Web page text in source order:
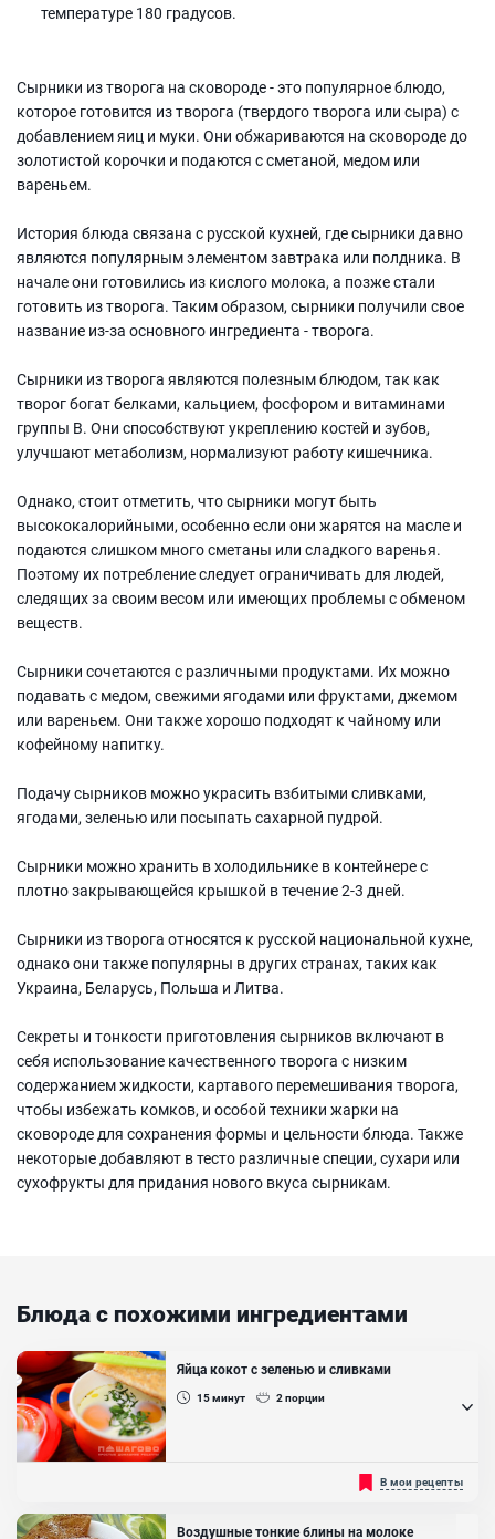
температуре 180 градусов.
Сырники из творога на сковороде - это популярное блюдо,
которое готовится из творога (твердого творога или сыра) с
добавлением яиц и муки. Они обжариваются на сковороде до
золотистой корочки и подаются с сметаной, медом или
вареньем.
История блюда связана с русской кухней, где сырники давно
являются популярным элементом завтрака или полдника. В
начале они готовились из кислого молока, а позже стали
готовить из творога. Таким образом, сырники получили свое
название из-за основного ингредиента - творога.
Сырники из творога являются полезным блюдом, так как
творог богат белками, кальцием, фосфором и витаминами
группы В. Они способствуют укреплению костей и зубов,
улучшают метаболизм, нормализуют работу кишечника.
Однако, стоит отметить, что сырники могут быть
высококалорийными, особенно если они жарятся на масле и
подаются слишком много сметаны или сладкого варенья.
Поэтому их потребление следует ограничивать для людей,
следящих за своим весом или имеющих проблемы с обменом
веществ.
Сырники сочетаются с различными продуктами. Их можно
подавать с медом, свежими ягодами или фруктами, джемом
или вареньем. Они также хорошо подходят к чайному или
кофейному напитку.
Подачу сырников можно украсить взбитыми сливками,
ягодами, зеленью или посыпать сахарной пудрой.
Сырники можно хранить в холодильнике в контейнере с
плотно закрывающейся крышкой в течение 2-3 дней.
Сырники из творога относятся к русской национальной кухне,
однако они также популярны в других странах, таких как
Украина, Беларусь, Польша и Литва.
Секреты и тонкости приготовления сырников включают в
себя использование качественного творога с низким
содержанием жидкости, картавого перемешивания творога,
чтобы избежать комков, и особой техники жарки на
сковороде для сохранения формы и цельности блюда. Также
некоторые добавляют в тесто различные специи, сухари или
сухофрукты для придания нового вкуса сырникам.
Блюда с похожими ингредиентами
Яйца кокот с зеленью и сливками
15минут 2порции
Советуем к вашему приготовлению яйца кокот с зеленью и
сливками. Приготовить такое необычное блюдо вы можете на
завтрак для всей своей семьи, чтобы никто не оставался голоден.
Приготовленные по нашему рецепту яйца кокот получаются
В мои рецепты
Воздушные тонкие блины на молоке